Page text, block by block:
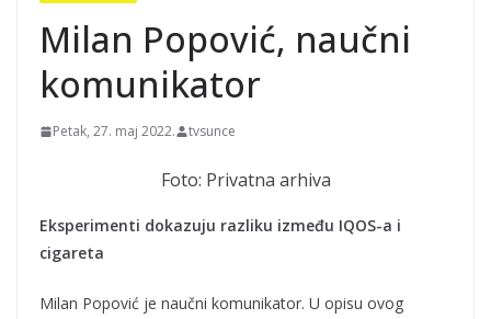
Milan Popović, naučni
komunikator
Petak, 27. maj 2022. tvsunce
Foto: Privatna arhiva
Eksperimenti dokazuju razliku između IQOS-a i
cigareta
Milan Popović je naučni komunikator. U opisu ovog